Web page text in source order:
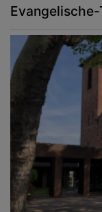
Evangelische-